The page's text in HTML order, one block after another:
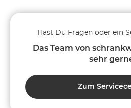
Hast Du Fragen oder ein
Das Team von
sehr
Zum